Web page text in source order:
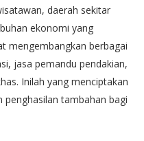
daerah sekitar
ekonomi yang
mengembangkan berbagai
jasa pemandu pendakian,
Inilah yang menciptakan
tambahan bagi